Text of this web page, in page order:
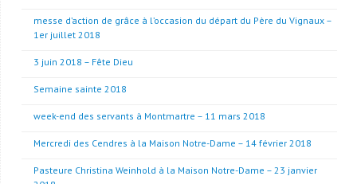
messe d’action de grâce à l’occasion du départ du Père du Vignaux –
1er juillet 2018
3 juin 2018 – Fête Dieu
Semaine sainte 2018
week-end des servants à Montmartre – 11 mars 2018
Mercredi des Cendres à la Maison Notre-Dame – 14 février 2018
Pasteure Christina Weinhold à la Maison Notre-Dame – 23 janvier